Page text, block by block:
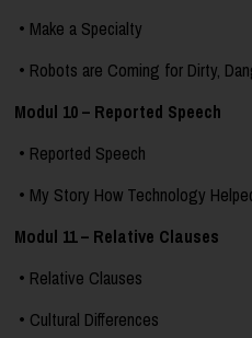
• Make a Specialty
• Robots are Coming for Dirty,
Modul 10 – Reported Speech
• Reported Speech
• My Story How Technology
Modul 11 – Relative Clauses
• Relative Clauses
• Cultural Differences